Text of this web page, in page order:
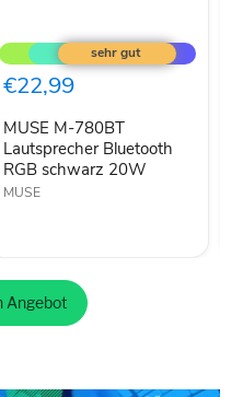
M-
780BT
Lautsprecher
Bluetooth
schwarz
20W
€22,99
MUSE M-780BT
Lautsprecher Bluetooth
RGB schwarz 20W
MUSE
Angebot